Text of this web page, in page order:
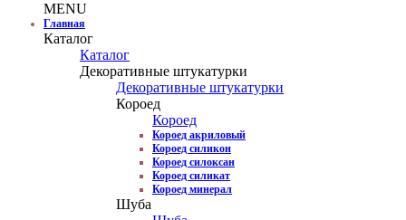
MENU
Главная
Каталог
Каталог
Декоративные штукатурки
Декоративные штукатурки
Короед
Короед
Короед акриловый
Короед силикон
Короед силоксан
Короед силикат
Короед минерал
Шуба